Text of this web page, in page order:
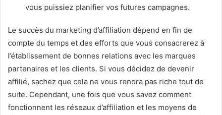
vous puissiez planifier vos futures campagnes.
Le succès du marketing d’affiliation dépend en fin de
compte du temps et des efforts que vous consacrerez à
l’établissement de bonnes relations avec les marques
partenaires et les clients. Si vous décidez de devenir
affilié, sachez que cela ne vous rendra pas riche tout de
suite. Cependant, une fois que vous savez comment
fonctionnent les réseaux d’affiliation et les moyens de